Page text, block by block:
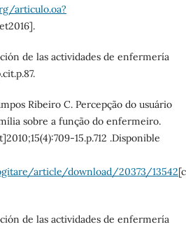
articulo.oa?
de las actividades de enfermería
Ribeiro C. Percepção do usuário
sobre a função do enfermeiro.
15.p.712 .Disponible
article/download/20373/13542
de las actividades de enfermería